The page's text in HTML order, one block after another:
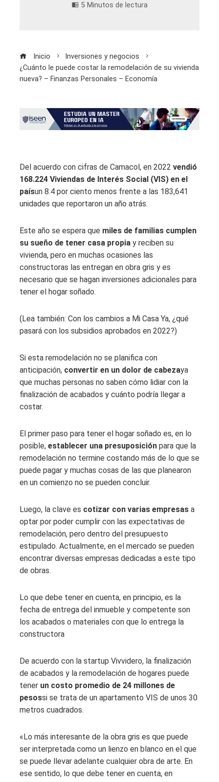
5 Minutos de lectura
Inicio
Inversiones y negocios
¿Cuánto le puede costar la remodelación de su vivienda
nueva? – Finanzas Personales – Economía
Del acuerdo con cifras de Camacol, en 2022 vendió
168.224 Viviendas de Interés Social (VIS) en el
paísun 8.4 por ciento menos frente a las 183,641
unidades que reportaron un año atrás.
Este año se espera que miles de familias cumplen
su sueño de tener casa propia y reciben su
vivienda, pero en muchas ocasiones las
constructoras las entregan en obra gris y es
necesario que se hagan inversiones adicionales para
tener el hogar soñado.
(Lea también: Con los cambios a Mi Casa Ya, ¿qué
pasará con los subsidios aprobados en 2022?)
Si esta remodelación no se planifica con
anticipación, convertir en un dolor de cabezaya
que muchas personas no saben cómo lidiar con la
finalización de acabados y cuánto podría llegar a
costar.
El primer paso para tener el hogar soñado es, en lo
posible, establecer una presuposición para que la
remodelación no termine costando más de lo que se
puede pagar y muchas cosas de las que planearon
en un comienzo no se pueden concluir.
Luego, la clave es cotizar con varias empresas a
optar por poder cumplir con las expectativas de
remodelación, pero dentro del presupuesto
estipulado. Actualmente, en el mercado se pueden
encontrar diversas empresas dedicadas a este tipo
de obras.
Lo que debe tener en cuenta, en principio, es la
fecha de entrega del inmueble y competente son
los acabados o materiales con que lo entrega la
constructora
De acuerdo con la startup Vivvidero, la finalización
de acabados y la remodelación de hogares puede
tener un costo promedio de 24 millones de
pesossi se trata de un apartamento VIS de unos 30
metros cuadrados.
«Lo más interesante de la obra gris es que puede
ser interpretada como un lienzo en blanco en el que
se puede llevar adelante cualquier obra de arte. En
ese sentido, lo que debe tener en cuenta, en